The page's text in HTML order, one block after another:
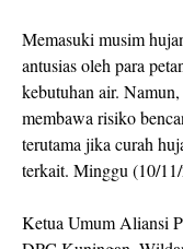
Memasuki musim
antusias oleh para
kebutuhan air.
membawa risiko
terutama jika curah
terkait. Minggu (10/
Ketua Umum Aliansi